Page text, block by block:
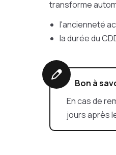
transforme
l'ancienneté
la durée du
Bon à
En cas de
jours après